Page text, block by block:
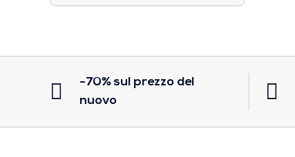
-70% sul prezzo del
nuovo